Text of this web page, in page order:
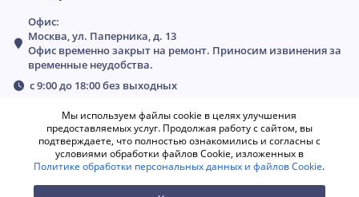
Офис:
Москва, ул. Паперника, д. 13
Офис временно закрыт на ремонт. Приносим извинения за
временные неудобства.
с 9:00 до 18:00 без выходных
Мы используем файлы cookie в целях улучшения
предоставляемых услуг. Продолжая работу с сайтом, вы
подтверждаете, что полностью ознакомились и согласны с
условиями обработки файлов Cookie, изложенных в
Политике обработки персональных данных и файлов Cookie.